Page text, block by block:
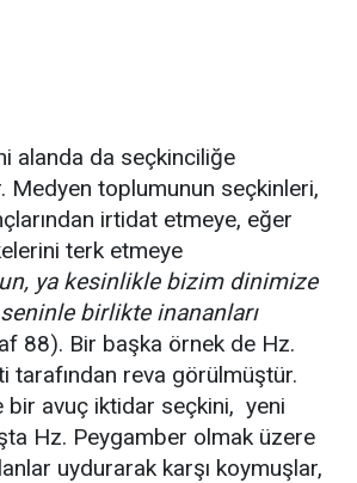
alanda da seçkinciliğe
Medyen toplumunun seçkinleri,
irtidat etmeye, eğer
terk etmeye
ya kesinlikle bizim dinimize
birlikte inananları
88). Bir başka örnek de Hz.
tarafından reva görülmüştür.
bir avuç iktidar seçkini, yeni
Hz. Peygamber olmak üzere
uydurarak karşı koymuşlar,